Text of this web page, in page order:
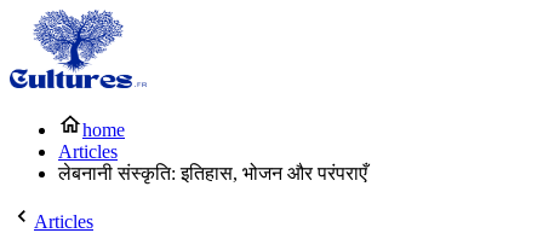
home
Articles
लेबनानी संस्कृति: इतिहास, भोजन और परंपराएँ
Articles